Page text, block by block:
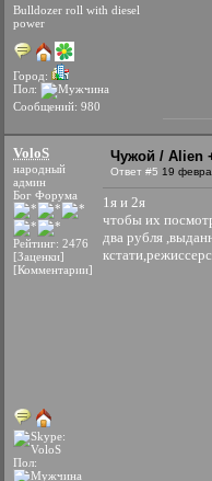
Bulldozer roll with diesel
power
Город:
Пол:
Сообщений: 980
VoloS
народный
админ
Бог Форума
Рейтинг: 2476
[Заценки]
[Комментарии]
Пол:
Чужой / Alien
Ответ #5 19
1я и 2я
чтобы их
два рубля